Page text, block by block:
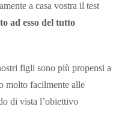
a casa vostra il test
ad esso del tutto
figli sono più propensi a
molto facilmente alle
di vista l’obiettivo